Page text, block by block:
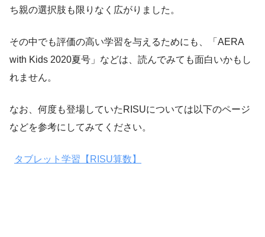
ち親の選択肢も限りなく広がりました。
その中でも評価の高い学習を与えるためにも、「AERA
with Kids 2020夏号」などは、読んでみても面白いかもし
れません。
なお、何度も登場していたRISUについては以下のページ
などを参考にしてみてください。
タブレット学習【RISU算数】